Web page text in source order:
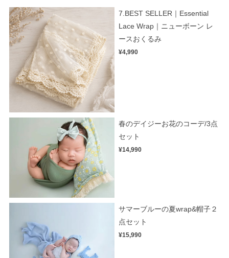
7.BEST SELLER｜Essential
Lace Wrap｜ニューボーン レ
ースおくるみ
¥4,990
春のデイジーお花のコーデ/3点
セット
¥14,990
サマーブルーの夏wrap&帽子２
点セット
¥15,990